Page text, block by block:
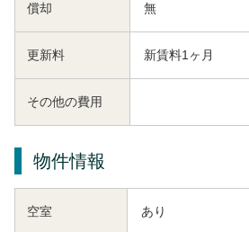
償却 無
更新料 新賃料1ヶ月
その他の費用
物件情報
空室 あり